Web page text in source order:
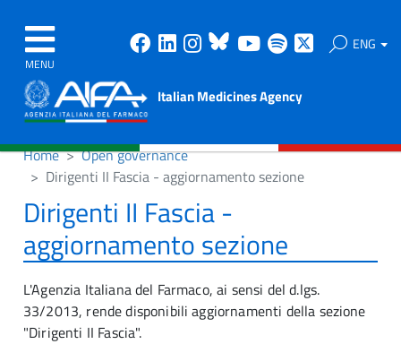
MENU
Facebook
Linkedin
Instagram
Bluesky
Youtube
Spotify ENG
Italian Medicines Agency
Home
Open governance
Dirigenti II Fascia - aggiornamento sezione
Dirigenti II Fascia -
aggiornamento sezione
L'Agenzia Italiana del Farmaco, ai sensi del d.lgs.
33/2013, rende disponibili aggiornamenti della sezione
"Dirigenti II Fascia".